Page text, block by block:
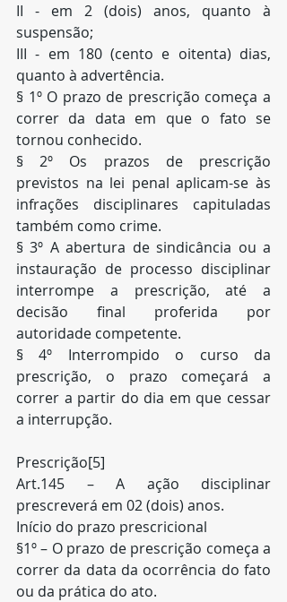
II - em 2 (dois) anos, quanto à
suspensão;
III - em 180 (cento e oitenta) dias,
quanto à advertência.
§ 1º O prazo de prescrição começa a
correr da data em que o fato se
tornou conhecido.
§ 2º Os prazos de prescrição
previstos na lei penal aplicam-se às
infrações disciplinares capituladas
também como crime.
§ 3º A abertura de sindicância ou a
instauração de processo disciplinar
interrompe a prescrição, até a
decisão final proferida por
autoridade competente.
§ 4º Interrompido o curso da
prescrição, o prazo começará a
correr a partir do dia em que cessar
a interrupção.
Prescrição[5]
Art.145 – A ação disciplinar
prescreverá em 02 (dois) anos.
Início do prazo prescricional
§1º – O prazo de prescrição começa a
correr da data da ocorrência do fato
ou da prática do ato.